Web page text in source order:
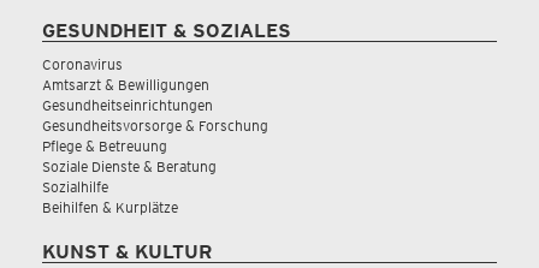
GESUNDHEIT & SOZIALES
Coronavirus
Amtsarzt & Bewilligungen
Gesundheitseinrichtungen
Gesundheitsvorsorge & Forschung
Pflege & Betreuung
Soziale Dienste & Beratung
Sozialhilfe
Beihilfen & Kurplätze
KUNST & KULTUR